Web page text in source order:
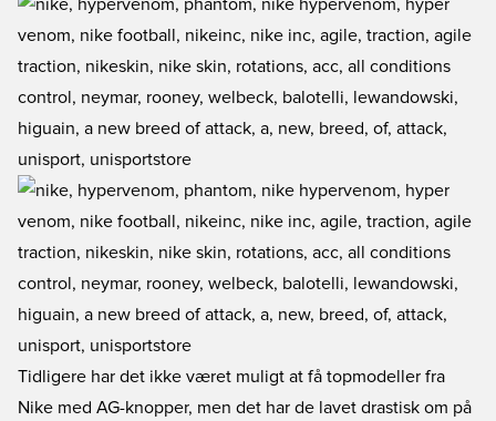
Tidligere har det ikke været muligt at få topmodeller fra
Nike med AG-knopper, men det har de lavet drastisk om på